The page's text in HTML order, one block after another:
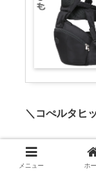
＼コぺルタヒ
メニュー ホ